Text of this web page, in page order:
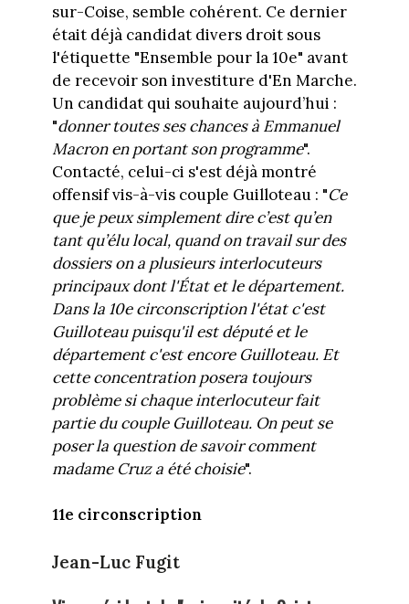
sur-Coise, semble cohérent. Ce dernier
était déjà candidat divers droit sous
l'étiquette "Ensemble pour la 10e" avant
de recevoir son investiture d'En Marche.
Un candidat qui souhaite aujourd’hui :
"donner toutes ses chances à Emmanuel
Macron en portant son programme".
Contacté, celui-ci s'est déjà montré
offensif vis-à-vis couple Guilloteau : "Ce
que je peux simplement dire c’est qu’en
tant qu’élu local, quand on travail sur des
dossiers on a plusieurs interlocuteurs
principaux dont l'État et le département.
Dans la 10e circonscription l'état c'est
Guilloteau puisqu'il est député et le
département c'est encore Guilloteau. Et
cette concentration posera toujours
problème si chaque interlocuteur fait
partie du couple Guilloteau. On peut se
poser la question de savoir comment
madame Cruz a été choisie".
11e circonscription
Jean-Luc Fugit